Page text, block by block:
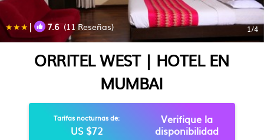
| 7.6(11 Reseñas) 1/4
ORRITEL WEST | HOTEL EN
MUMBAI
Tarifas nocturnas de:
US $72
Verifique la
disponibilidad